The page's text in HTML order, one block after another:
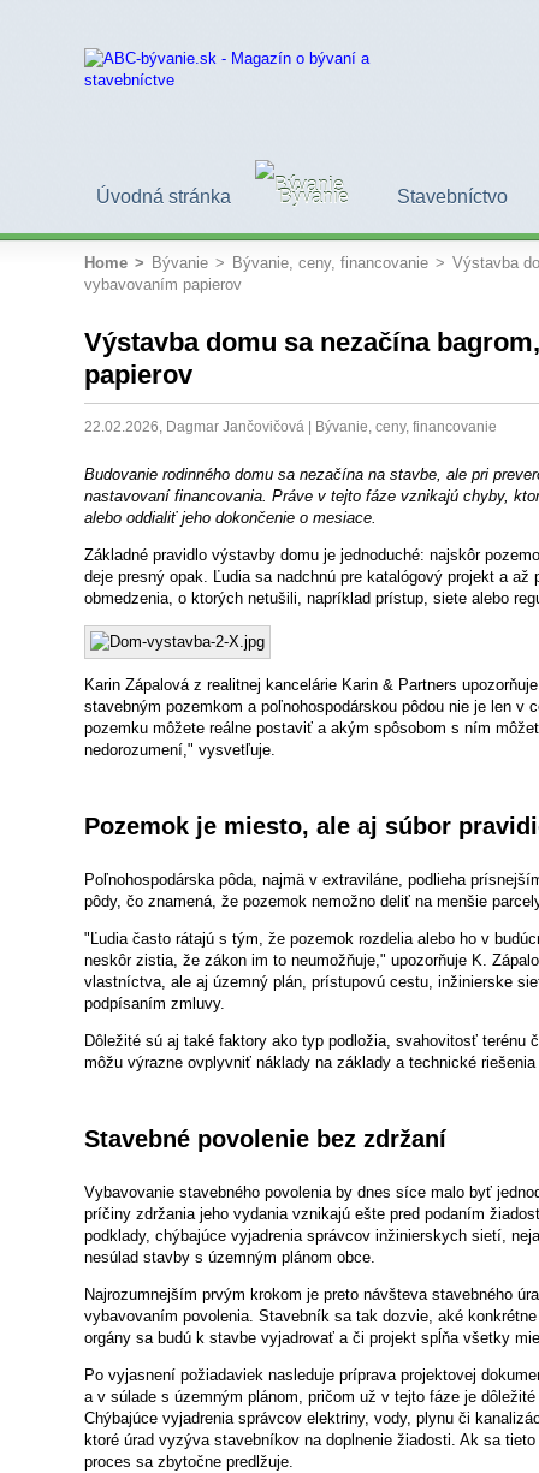
Úvodná stránka Bývanie Stavebníctvo
Home > Bývanie > Bývanie, ceny, financovanie > Výstavba
vybavovaním papierov
Výstavba domu sa nezačína
papierov
22.02.2026, Dagmar Jančovičová | Bývanie, ceny, financovanie
Budovanie rodinného domu sa nezačína na stavbe, ale pri
nastavovaní financovania. Práve v tejto fáze vznikajú chyby,
alebo oddialiť jeho dokončenie o mesiace.
Základné pravidlo výstavby domu je jednoduché: najskôr
deje presný opak. Ľudia sa nadchnú pre katalógový projekt a
obmedzenia, o ktorých netušili, napríklad prístup, siete alebo
Karin Zápalová z realitnej kancelárie Karin & Partners
stavebným pozemkom a poľnohospodárskou pôdou nie je len v
pozemku môžete reálne postaviť a akým spôsobom s ním
nedorozumení," vysvetľuje.
Pozemok je miesto, ale aj súbor
Poľnohospodárska pôda, najmä v extraviláne, podlieha
pôdy, čo znamená, že pozemok nemožno deliť na menšie
"Ľudia často rátajú s tým, že pozemok rozdelia alebo ho v
neskôr zistia, že zákon im to neumožňuje," upozorňuje K.
vlastníctva, ale aj územný plán, prístupovú cestu, inžinierske
podpísaním zmluvy.
Dôležité sú aj také faktory ako typ podložia, svahovitosť terénu
môžu výrazne ovplyvniť náklady na základy a technické riešenia
Stavebné povolenie bez zdržaní
Vybavovanie stavebného povolenia by dnes síce malo byť
príčiny zdržania jeho vydania vznikajú ešte pred podaním
podklady, chýbajúce vyjadrenia správcov inžinierskych sietí,
nesúlad stavby s územným plánom obce.
Najrozumnejším prvým krokom je preto návšteva stavebného
vybavovaním povolenia. Stavebník sa tak dozvie, aké
orgány sa budú k stavbe vyjadrovať a či projekt spĺňa všetky
Po vyjasnení požiadaviek nasleduje príprava projektovej
a v súlade s územným plánom, pričom už v tejto fáze je
Chýbajúce vyjadrenia správcov elektriny, vody, plynu či
ktoré úrad vyzýva stavebníkov na doplnenie žiadosti. Ak sa
proces sa zbytočne predlžuje.